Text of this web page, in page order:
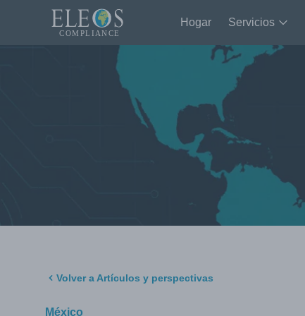
Hogar Servicios
Volver a Artículos y perspectivas
México